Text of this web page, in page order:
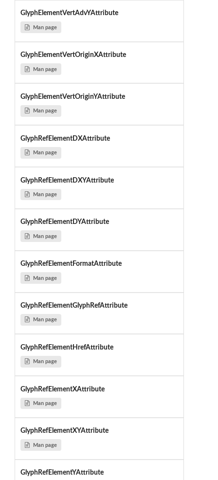
GlyphElementVertAdvYAttribute
Man page
GlyphElementVertOriginXAttribute
Man page
GlyphElementVertOriginYAttribute
Man page
GlyphRefElementDXAttribute
Man page
GlyphRefElementDXYAttribute
Man page
GlyphRefElementDYAttribute
Man page
GlyphRefElementFormatAttribute
Man page
GlyphRefElementGlyphRefAttribute
Man page
GlyphRefElementHrefAttribute
Man page
GlyphRefElementXAttribute
Man page
GlyphRefElementXYAttribute
Man page
GlyphRefElementYAttribute